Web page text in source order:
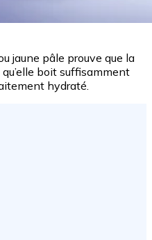
jaune pâle prouve que la
boit suffisamment
hydraté.